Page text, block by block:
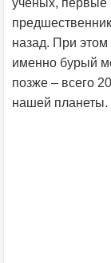
ученых, первые
назад. При этом
именно бурый
позже – всего
нашей планеты.